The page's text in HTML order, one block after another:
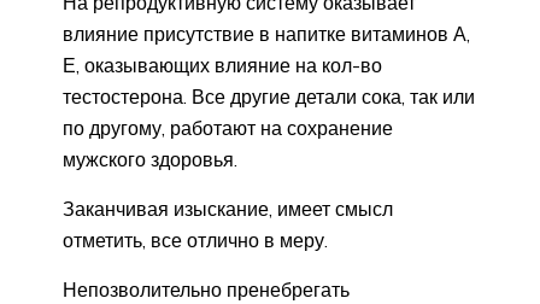
влияние присутствие в напитке витаминов А,
Е, оказывающих влияние на кол-во
тестостерона. Все другие детали сока, так или
по другому, работают на сохранение
мужского здоровья.
Заканчивая изыскание, имеет смысл
отметить, все отлично в меру.
Непозволительно пренебрегать